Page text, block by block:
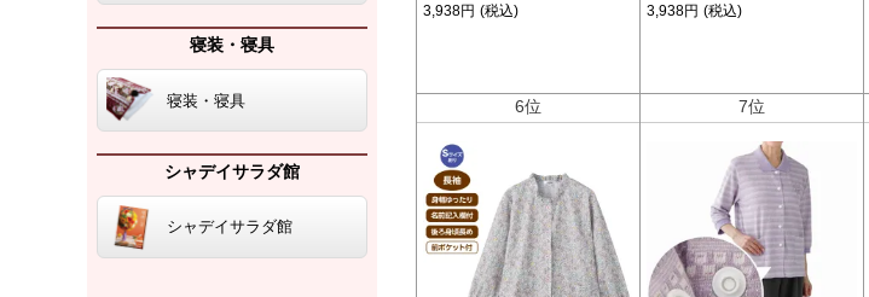
寝装・寝具
寝装・寝具
シャデイサラダ館
シャデイサラダ館
3,938円 (税込)
3,938円 (税込)
6位 7位